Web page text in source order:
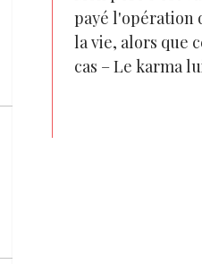
payé l'opération
la vie, alors que
cas – Le karma